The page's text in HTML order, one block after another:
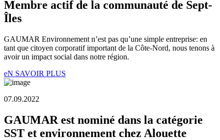
Membre actif de la communauté de Sept-
Îles
GAUMAR Environnement n’est pas qu’une simple entreprise: en
tant que citoyen corporatif important de la Côte-Nord, nous tenons à
avoir un impact social dans notre région.
eN SAVOIR PLUS
07.09.2022
GAUMAR est nominé dans la catégorie
SST et environnement chez Alouette